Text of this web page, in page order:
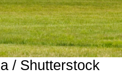
/ Shutterstock